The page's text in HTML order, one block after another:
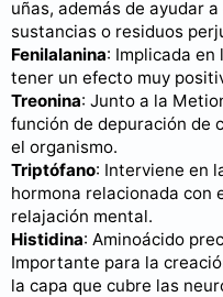
uñas, además de ayudar
sustancias o residuos
Fenilalanina: Implicada en
tener un efecto muy
Treonina: Junto a la
función de depuración de
el organismo.
Triptófano: Interviene en
hormona relacionada con
relajación mental.
Histidina: Aminoácido
Importante para la
la capa que cubre las